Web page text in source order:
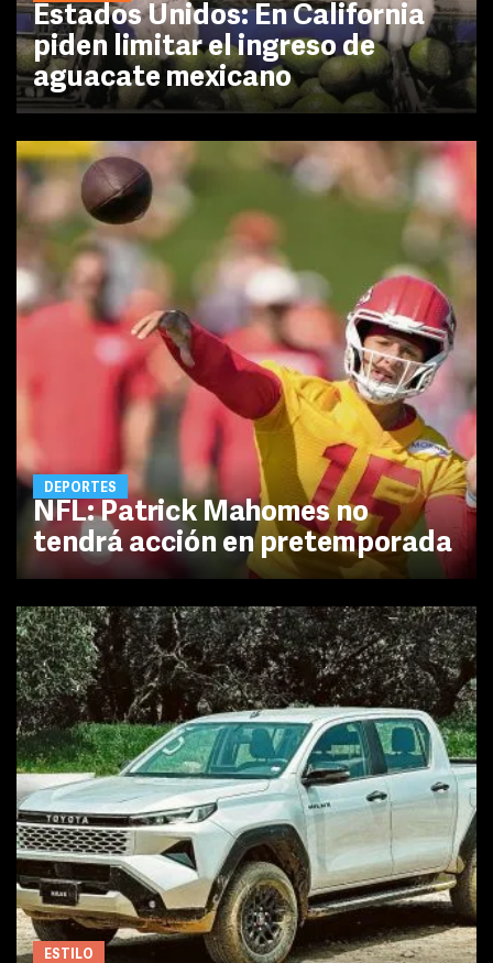
Estados Unidos: En California
piden limitar el ingreso de
aguacate mexicano
DEPORTES
NFL: Patrick Mahomes no
tendrá acción en pretemporada
ESTILO